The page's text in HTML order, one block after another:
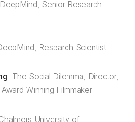
DeepMind, Senior Research
Research Scientist
The Social Dilemma, Director,
Winning Filmmaker
University of